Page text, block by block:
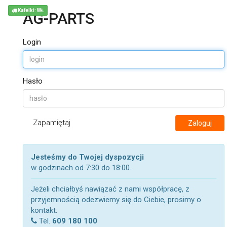
AG-PARTS
Login
Hasło
Zapamiętaj Zaloguj
Jesteśmy do Twojej dyspozycji
w godzinach od 7:30 do 18:00.
Jeżeli chciałbyś nawiązać z nami współpracę, z
przyjemnością odezwiemy się do Ciebie, prosimy o
kontakt:
Tel. 609 180 100
Kafelki: WŁ